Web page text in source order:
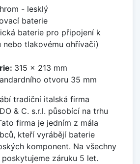
- lesklý
baterie
baterie pro připojení k
nebo tlakovému ohřívači)
315 x 213 mm
otvoru 35 mm
tradiční italská firma
& C. s.r.l. působící na trhu
firma je jedním z mála
kteří vyrábějí baterie
komponent. Na všechny
záruku 5 let.